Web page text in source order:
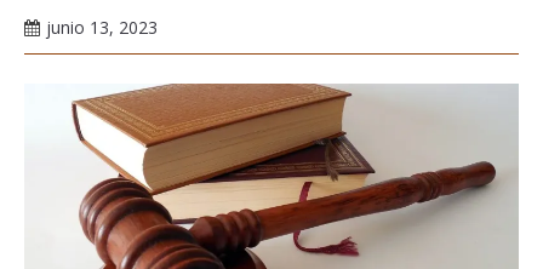
junio 13, 2023
Darío